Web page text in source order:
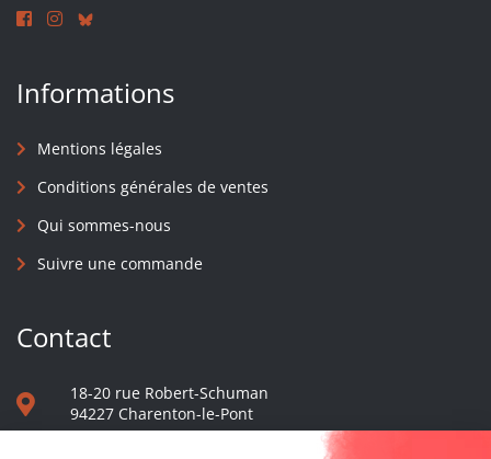
Informations
Mentions légales
Conditions générales de ventes
Qui sommes-nous
Suivre une commande
Contact
18-20 rue Robert-Schuman
94227 Charenton-le-Pont